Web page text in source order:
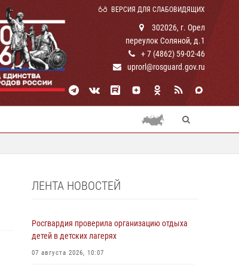
ВЕРСИЯ ДЛЯ СЛАБОВИДЯЩИХ
302026, г. Орел
переулок Соляной, д.1
+ 7 (4862) 59-02-46
uprorl@rosguard.gov.ru
ЛЕНТА НОВОСТЕЙ
Росгвардия проверила организацию отдыха
детей в детских лагерях
07 августа 2026, 10:07